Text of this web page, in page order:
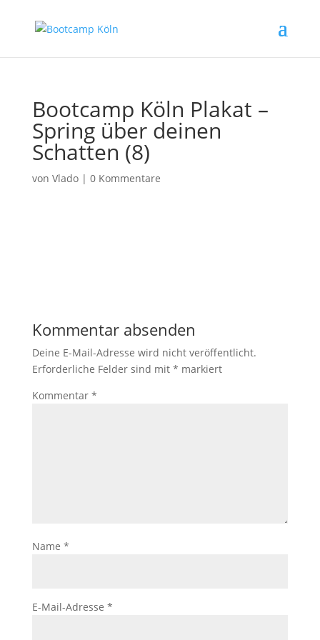
Bootcamp Köln Plakat –
Spring über deinen
Schatten (8)
von Vlado| 0 Kommentare
Kommentar absenden
Deine E-Mail-Adresse wird nicht veröffentlicht.
Erforderliche Felder sind mit * markiert
Kommentar *
Name *
E-Mail-Adresse *